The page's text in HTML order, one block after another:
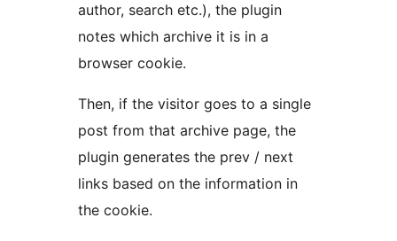
author, search etc.), the plugin
notes which archive it is in a
browser cookie.
Then, if the visitor goes to a single
post from that archive page, the
plugin generates the prev / next
links based on the information in
the cookie.